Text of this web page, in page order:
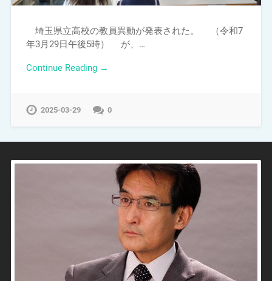
埼玉県立高校の教員異動が発表された。 （令和7
年3月29日午後5時） が、…
Continue Reading →
2025-03-29 0